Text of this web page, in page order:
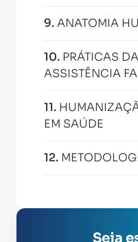
9.ANATOMIA
10. PRÁTICAS
ASSISTÊNCIA
11.
EM SAÚDE
12.
Seja